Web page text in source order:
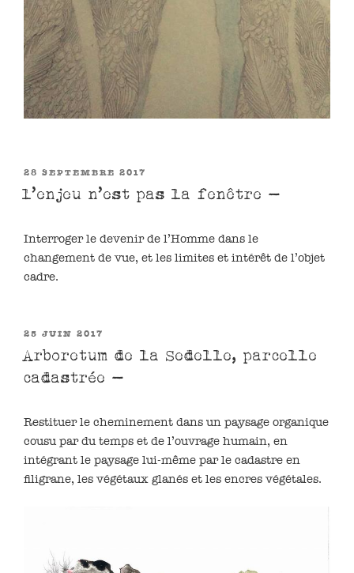
PUBLIÉ
LE
28 SEPTEMBRE 2017
l’enjeu n’est pas la fenêtre –
Interroger le devenir de l’Homme dans le
changement de vue, et les limites et intérêt de l’objet
cadre.
PUBLIÉ
25 JUIN 2017
Arboretum de la Sedelle, parcelle
cadastrée –
Restituer le cheminement dans un paysage organique
cousu par du temps et de l’ouvrage humain, en
intégrant le paysage lui-même par le cadastre en
filigrane, les végétaux glanés et les encres végétales.